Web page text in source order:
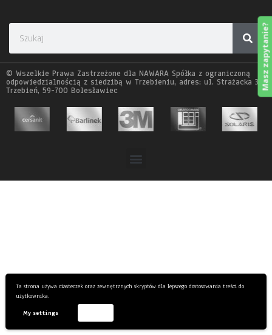
Ta strona używa ciasteczek oraz zewnętrznych skryptów dla lepszego dostosowania treści do
użytkownika.
My settings
© Wszelkie Prawa Zastrzeżone dla NAWARA Spółka z ograniczoną
odpowiedzialnością z siedzibą w Trzebieniu, adres: ul. Strażacka 3a,
Trzebień, 59-700 Bolesławiec
Masz zapytanie?